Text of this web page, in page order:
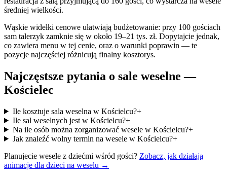
średniej wielkości.
Wąskie widełki cenowe ułatwiają budżetowanie: przy 100 gościach
sam talerzyk zamknie się w około 19–21 tys. zł. Dopytajcie jednak,
co zawiera menu w tej cenie, oraz o warunki poprawin — te
pozycje najczęściej różnicują finalny kosztorys.
Najczęstsze pytania o sale weselne —
Kościelec
Ile kosztuje sala weselna w Kościelcu?+
Ile sal weselnych jest w Kościelcu?+
Na ile osób można zorganizować wesele w Kościelcu?+
Jak znaleźć wolny termin na wesele w Kościelcu?+
Planujecie wesele z dziećmi wśród gości? Zobacz, jak działają
animacje dla dzieci na weselu →